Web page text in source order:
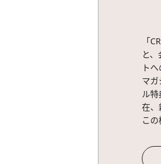
「
と
ト
マ
ル
在、
こ